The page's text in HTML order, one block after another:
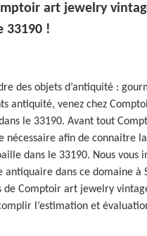
art jewelry
33190 !
des objets d’antiquité :
antiquité, venez chez
le 33190. Avant tout
afin de connaitre
dans le 33190. Nous vous
dans ce domaine à
de Comptoir art jewelry
l’estimation et